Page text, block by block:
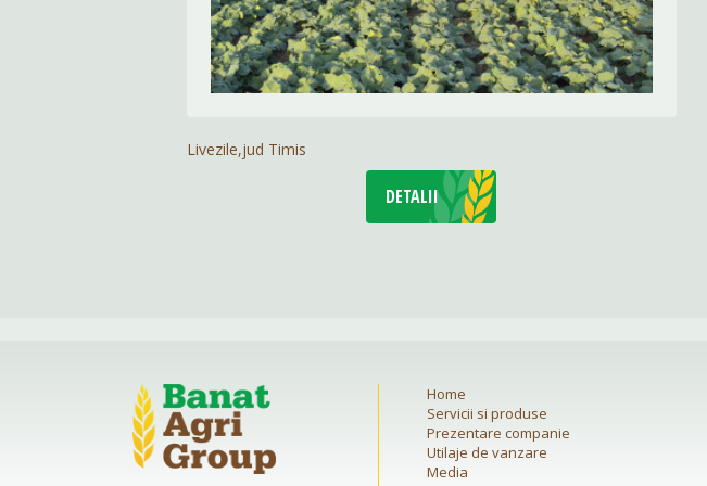
Livezile,jud Timis
DETALII
Home
Servicii si produse
Prezentare companie
Utilaje de vanzare
Media